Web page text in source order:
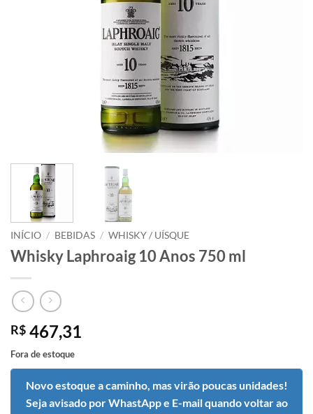
INÍCIO / BEBIDAS / WHISKY / UÍSQUE
Whisky Laphroaig 10 Anos 750 ml
R$ 467,31
Fora de estoque
Novo estoque a caminho, mas virão poucas unidades!
Seja avisado por WhastApp e E-mail quando voltar ao